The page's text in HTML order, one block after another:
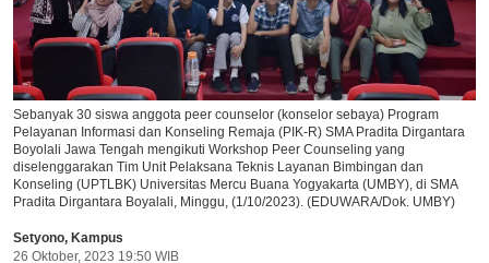
Sebanyak 30 siswa anggota peer counselor (konselor sebaya) Program
Pelayanan Informasi dan Konseling Remaja (PIK-R) SMA Pradita Dirgantara
Boyolali Jawa Tengah mengikuti Workshop Peer Counseling yang
diselenggarakan Tim Unit Pelaksana Teknis Layanan Bimbingan dan
Konseling (UPTLBK) Universitas Mercu Buana Yogyakarta (UMBY), di SMA
Pradita Dirgantara Boyalali, Minggu, (1/10/2023). (EDUWARA/Dok. UMBY)
Setyono, Kampus
26 Oktober, 2023 19:50 WIB